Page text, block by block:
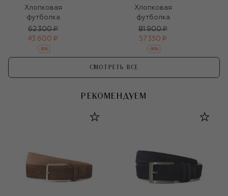
Хлопковая
футболка
62 300 ₽
43 600 ₽
-30%
Хлопковая
футболка
81 900 ₽
57 350 ₽
-30%
СМОТРЕТЬ ВСЕ
РЕКОМЕНДУЕМ